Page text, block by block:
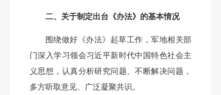
二、关于制定出台《办法》的基本情况
围绕做好《办法》起草工作，军地相关部
门深入学习领会习近平新时代中国特色社会主
义思想，认真分析研究问题、不断解决问题，
多方听取意见、广泛凝聚共识。